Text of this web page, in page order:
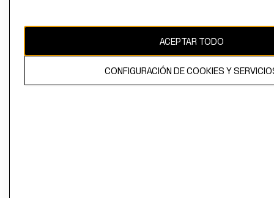
ACEPTAR TODO
CONFIGURACIÓN DE COOKIES Y